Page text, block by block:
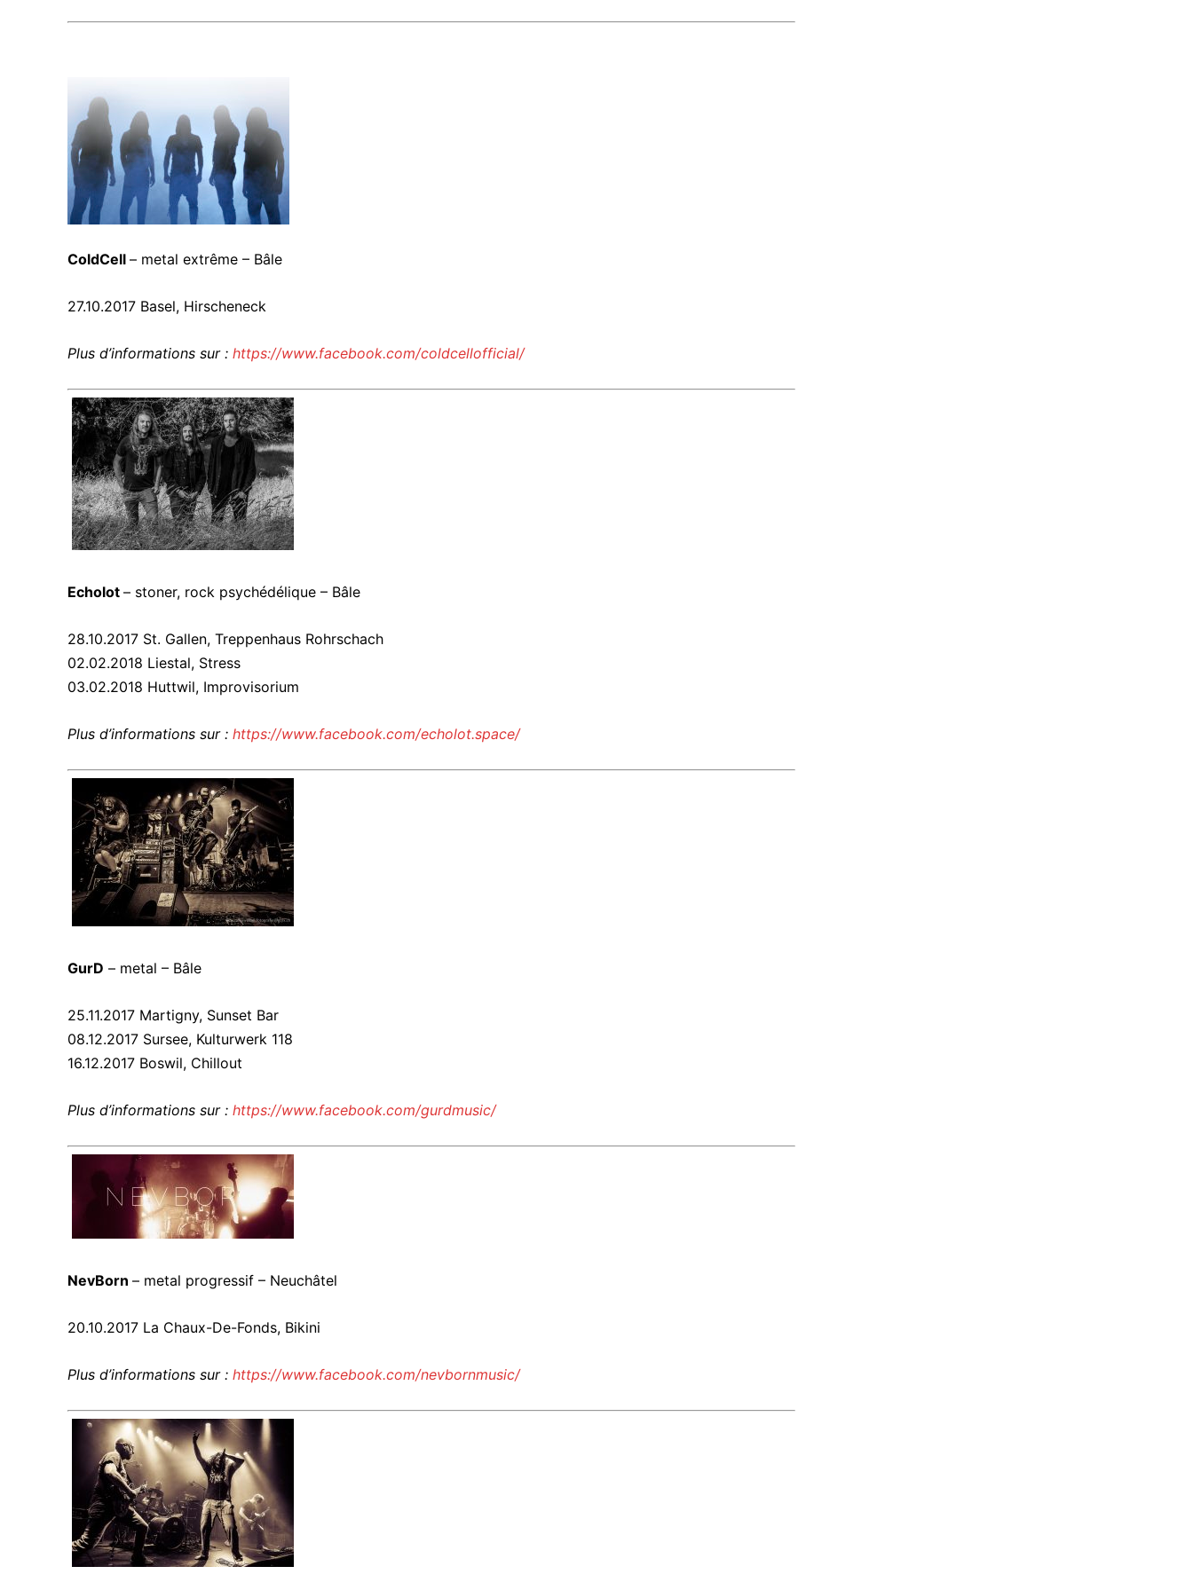
ColdCell – metal extrême – Bâle
27.10.2017 Basel, Hirscheneck
Plus d’informations sur : https://www.facebook.com/coldcellofficial/
Echolot – stoner, rock psychédélique – Bâle
28.10.2017 St. Gallen, Treppenhaus Rohrschach
02.02.2018 Liestal, Stress
03.02.2018 Huttwil, Improvisorium
Plus d’informations sur : https://www.facebook.com/echolot.space/
GurD – metal – Bâle
25.11.2017 Martigny, Sunset Bar
08.12.2017 Sursee, Kulturwerk 118
16.12.2017 Boswil, Chillout
Plus d’informations sur : https://www.facebook.com/gurdmusic/
NevBorn – metal progressif – Neuchâtel
20.10.2017 La Chaux-De-Fonds, Bikini
Plus d’informations sur : https://www.facebook.com/nevbornmusic/